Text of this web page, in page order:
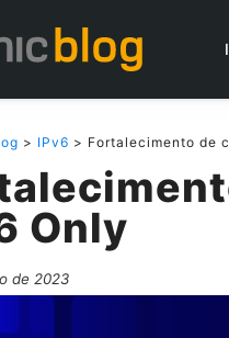
> IPv6 > Fortalecimento de
Only
de 2023